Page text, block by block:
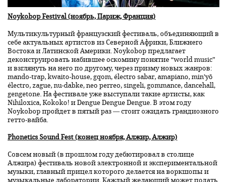
Noykobop Festival (ноябрь, Париж, Франция)
Мультикультурный французский фестиваль, объединяющий в
себе актуальных артистов из Северной Африки, Ближнего
Востока и Латинской Америки. Noykobop предлагает
деконструировать набившее оскомину понятие “world music”
и взглянуть на него по другому, через призму новых жанров:
mando-trap, kwaito-house, gqom, électro sabar, amapiano, min’yō
électro, zague, nu-dabke, neo perreo, singeli, gommance, dancehall,
gengetone. На фестивале уже выступали такие артисты, как
Nihiloxica, Kokoko! и Dengue Dengue Dengue. В этом году
Noykobop пройдет в пятый раз — стоит ожидать грандиозного
гетто-вайба.
Phonetics Sound Fest (конец ноября, Алжир, Алжир)
Совсем новый (в прошлом году дебютировал в столице
Алжира) фестиваль новой электронной и экспериментальной
музыки, главный прицел которого делается на воркшопы и
музыкальные лаборатории. Каждый желающий может подать